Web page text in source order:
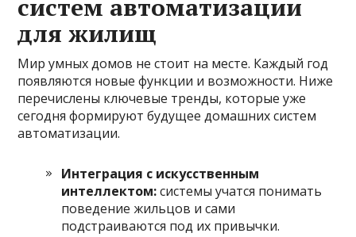
систем автоматизации
для жилищ
Мир умных домов не стоит на месте. Каждый год
появляются новые функции и возможности. Ниже
перечислены ключевые тренды, которые уже
сегодня формируют будущее домашних систем
автоматизации.
Интеграция с искусственным
интеллектом:системы учатся понимать
поведение жильцов и сами
подстраиваются под их привычки.